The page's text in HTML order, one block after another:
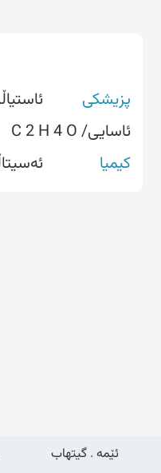
پزیشکی
ئاسایی/ C 2 H 4 O
کیمیا
ئێمە . گیتهاب